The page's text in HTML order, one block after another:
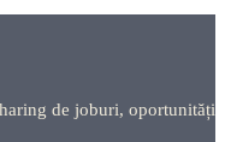
de joburi, oportunități